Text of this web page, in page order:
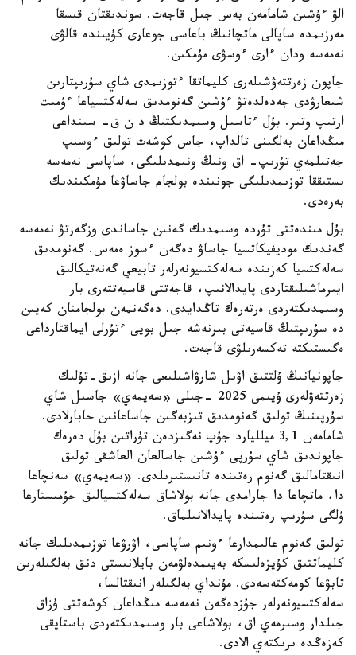
الۋ ءۇشىن شامامەن بەس جىل قاجەت. سوندىقتان قىسقا
مەرزىمدە ساپالى ماتچانىڭ باعاسى جوعارى كۇيىندە قالۋى
نەمەسە ودان ءارى ءوسۋى مۇمكىن.
جاپون زەرتتەۋشىلەرى كليماتقا ءتوزىمدى شاي سۇرىپتارىن
شىعارۋدى جەدەلدەتۋ ءۇشىن گەنومدىق سەلەكتسياعا ءۇمىت
ارتىپ وتىر. بۇل ءتاسىل وسىمدىكتىڭ د ن ق- سىنداعى
مىڭداعان بەلگىنى تالداپ، جاس كوشەت تولىق ءوسىپ
جەتىلمەي تۇرىپ- اق ونىڭ ونىمدىلىگى، ساپاسى نەمەسە
ىستىققا توزىمدىلىگى جونىندە بولجام جاساۋعا مۇمكىندىك
بەرەدى.
بۇل مىندەتتى تۇردە وسىمدىك گەنىن جاساندى وزگەرتۋ نەمەسە
گەندىك موديفيكاتسيا جاساۋ دەگەن ءسوز ەمەس. گەنومدىق
سەلەكتسيا كەزىندە سەلەكتسيونەرلەر تابيعي گەنەتيكالىق
ايىرماشىلىقتاردى پايدالانىپ، قاجەتتى قاسيەتتەرى بار
وسىمدىكتەردى ەرتەرەك تاڭدايدى. دەگەنمەن بولجامنان كەيىن
دە سۇرىپتىڭ قاسيەتى بىرنەشە جىل بويى ءتۇرلى ايماقتارداعى
ەگىستىكتە تەكسەرىلۋى قاجەت.
جاپونيانىڭ ۇلتتىق اۋىل شارۋاشىلىعى جانە ازىق-تۇلىك
زەرتتەۋلەرى ۇيىمى 2025 -جىلى «سەيمەي» جاسىل شاي
سۇرپىنىڭ تولىق گەنومدىق تىزبەگىن جاساعانىن حابارلادى.
شامامەن 3,1 ميلليارد جۇپ نەگىزدەن تۇراتىن بۇل دەرەك
جاپوندىق شاي سۇرپى ءۇشىن جاسالعان العاشقى تولىق
انىقتامالىق گەنوم رەتىندە تانىستىرىلدى. «سەيمەي» سەنچاعا
دا، ماتچاعا دا جارامدى جانە بولاشاق سەلەكتسيالىق جۇمىستارعا
ۇلگى سۇرىپ رەتىندە پايدالانىلماق.
تولىق گەنوم عالىمدارعا ءونىم ساپاسى، اۋرۋعا توزىمدىلىك جانە
كليماتتىق كۇيزەلىسكە بەيىمدەلۋمەن بايلانىستى دنق بەلگىلەرىن
تابۋعا كومەكتەسەدى. مۇنداي بەلگىلەر انىقتالسا،
سەلەكتسيونەرلەر جۇزدەگەن نەمەسە مىڭداعان كوشەتتى ۇزاق
جىلدار وسىرمەي اق، بولاشاعى بار وسىمدىكتەردى باستاپقى
كەزەڭدە ىرىكتەي الادى.